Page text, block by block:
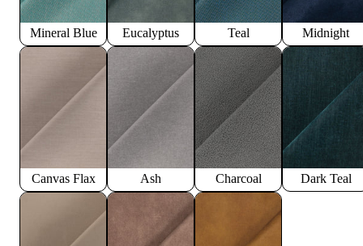
Mineral Blue Eucalyptus Teal Midnight
Canvas Flax Ash Charcoal Dark Teal